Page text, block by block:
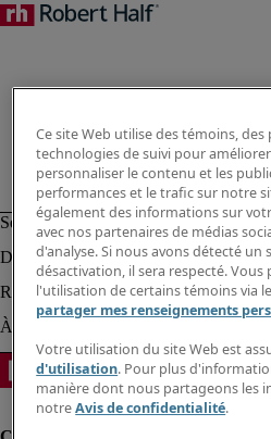
Ce site Web utilise des témoins,
technologies de suivi pour
personnaliser le contenu et les
performances et le trafic sur notre
également des informations sur
avec nos partenaires de médias
d'analyse. Si nous avons détecté un
désactivation, il sera respecté. Vous
l'utilisation de certains témoins via
partager mes renseignements
Votre utilisation du site Web est
d'utilisation. Pour plus
manière dont nous partageons les
notreAvis de confidentialité.